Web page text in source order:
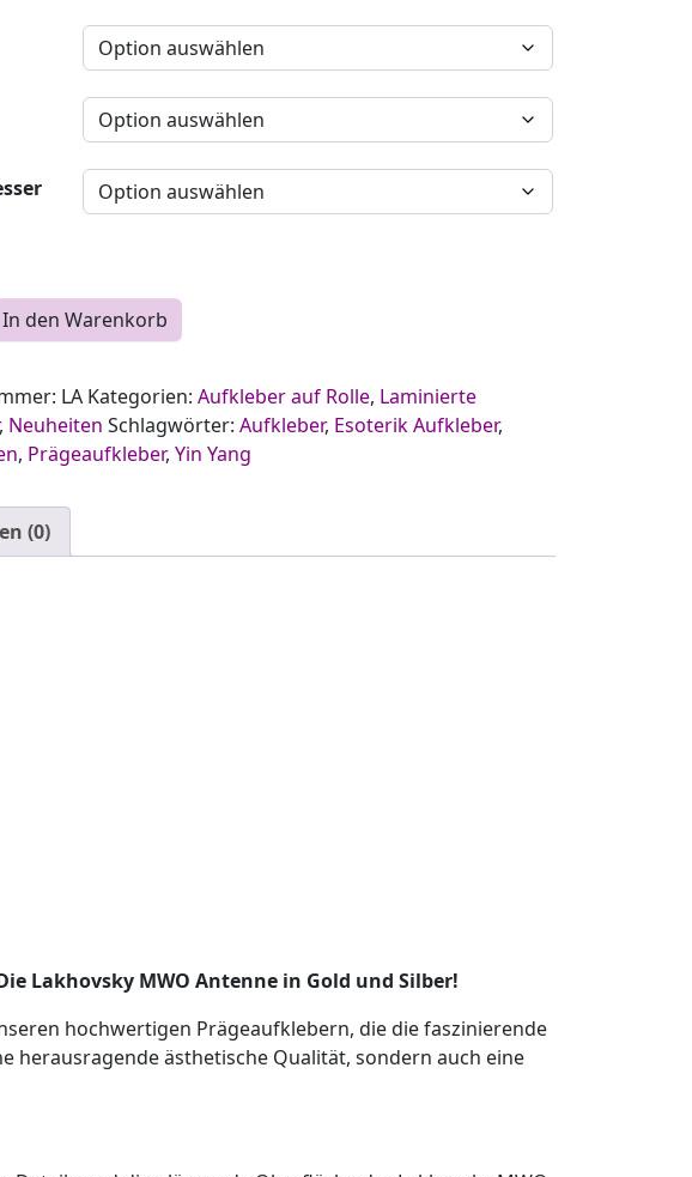
MWO Antenne Aufkleber auf Rolle - abriebfest Menge
In den Warenkorb
LA Kategorien:Aufkleber auf Rolle, Laminierte
, Neuheiten Schlagwörter:Aufkleber, Esoterik Aufkleber,
, Prägeaufkleber,Yin Yang
(0)
Lakhovsky MWO Antenne in Gold und Silber!
hochwertigen Prägeaufklebern, die die faszinierende
herausragende ästhetische Qualität, sondern auch eine